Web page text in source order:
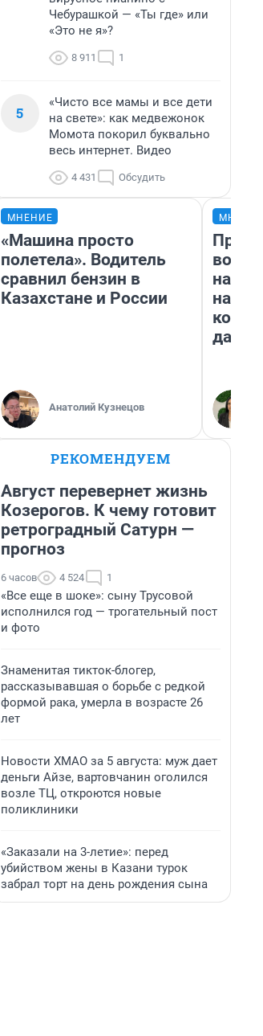
Чебурашкой — «Ты где» или
«Это не я»?
8 911 1
5
«Чисто все мамы и все дети
на свете»: как медвежонок
Момота покорил буквально
весь интернет. Видео
4 431 Обсудить
МНЕНИЕ
«Машина просто
полетела». Водитель
сравнил бензин в
Казахстане и России
Анатолий Кузнецов
нам
даже
РЕКОМЕНДУЕМ
Август перевернет жизнь
Козерогов. К чему готовит
ретроградный Сатурн —
прогноз
6 часов 4 524 1
«Все еще в шоке»: сыну Трусовой
исполнился год — трогательный пост
и фото
Знаменитая тикток-блогер,
рассказывавшая о борьбе с редкой
формой рака, умерла в возрасте 26
лет
Новости ХМАО за 5 августа: муж дает
деньги Айзе, вартовчанин оголился
возле ТЦ, откроются новые
поликлиники
«Заказали на 3-летие»: перед
убийством жены в Казани турок
забрал торт на день рождения сына